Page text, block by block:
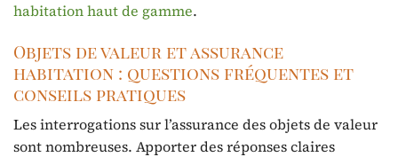
habitation haut de gamme.
Objets de valeur et assurance
habitation : questions fréquentes et
conseils pratiques
Les interrogations sur l’assurance des objets de valeur
sont nombreuses. Apporter des réponses claires